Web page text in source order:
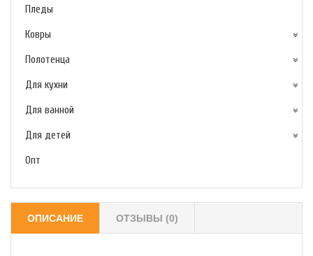
Пледы
Ковры
Полотенца
Для кухни
Для ванной
Для детей
Опт
ОПИСАНИЕ ОТЗЫВЫ (0)